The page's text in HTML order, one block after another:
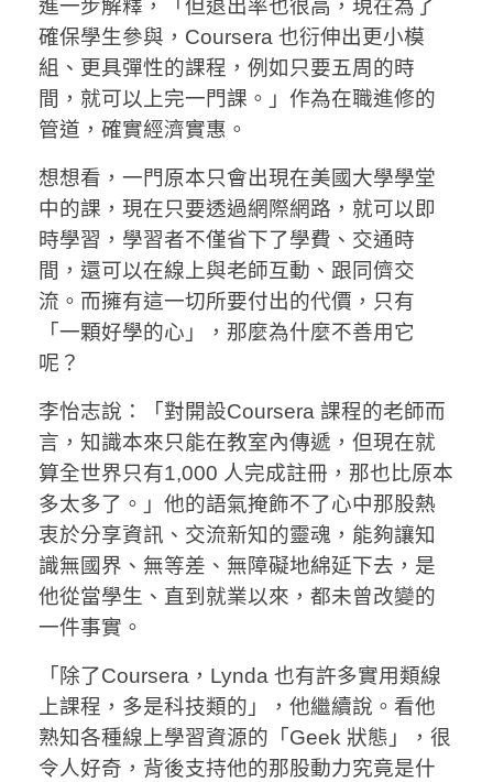
進一步解釋，「但退出率也很高，現在為了
確保學生參與，Coursera 也衍伸出更小模
組、更具彈性的課程，例如只要五周的時
間，就可以上完一門課。」作為在職進修的
管道，確實經濟實惠。
想想看，一門原本只會出現在美國大學學堂
中的課，現在只要透過網際網路，就可以即
時學習，學習者不僅省下了學費、交通時
間，還可以在線上與老師互動、跟同儕交
流。而擁有這一切所要付出的代價，只有
「一顆好學的心」，那麼為什麼不善用它
呢？
李怡志說：「對開設Coursera 課程的老師而
言，知識本來只能在教室內傳遞，但現在就
算全世界只有1,000 人完成註冊，那也比原本
多太多了。」他的語氣掩飾不了心中那股熱
衷於分享資訊、交流新知的靈魂，能夠讓知
識無國界、無等差、無障礙地綿延下去，是
他從當學生、直到就業以來，都未曾改變的
一件事實。
「除了Coursera，Lynda 也有許多實用類線
上課程，多是科技類的」，他繼續說。看他
熟知各種線上學習資源的「Geek 狀態」，很
令人好奇，背後支持他的那股動力究竟是什